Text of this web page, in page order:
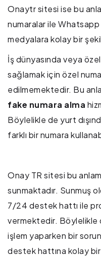
Onaytr sitesi ise bu
numaralar ile
medyalara kolay bir
İş dünyasında veya
sağlamak için özel
edilmemektedir. Bu
fake numara alma
Böylelikle de yurt
farklı bir numara
Onay TR sitesi bu
sunmaktadır. Sunmuş
7/24 destek hattı ile
vermektedir. Böylelikle
işlem yaparken bir sorun
destek hattına kolay bir